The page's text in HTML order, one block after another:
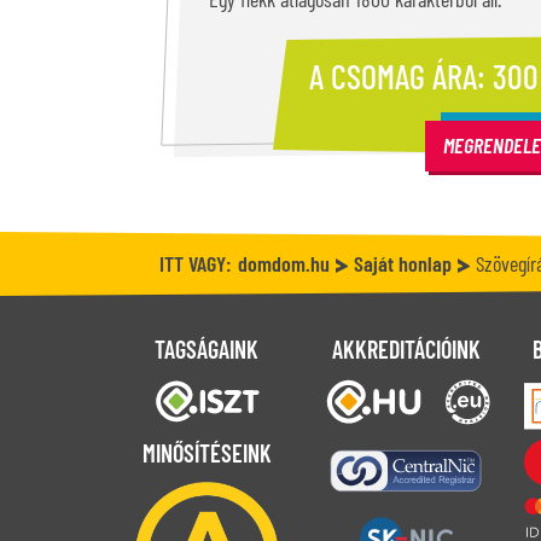
A CSOMAG ÁRA:
ITT VAGY: domdom.hu Saját honlap
TAGSÁGAINK
MINŐSÍTÉSEINK
AKKREDITÁCIÓINK